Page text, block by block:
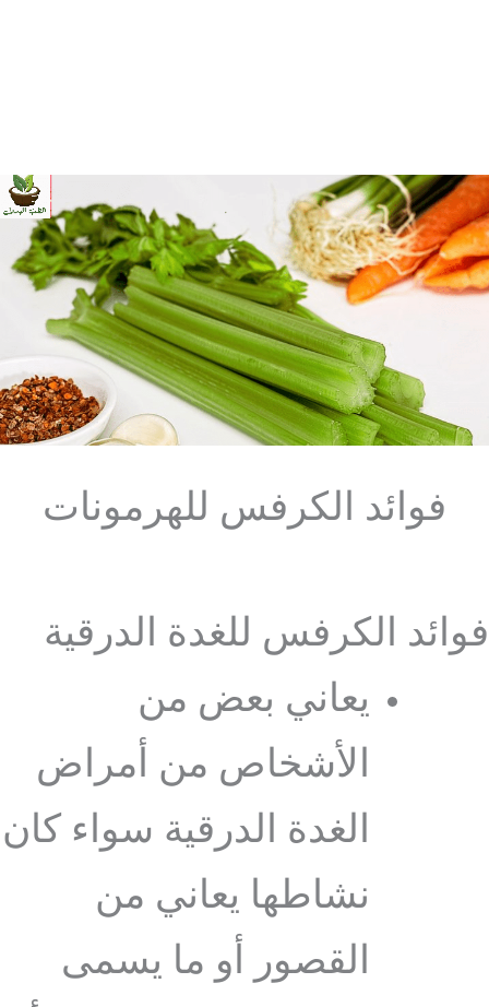
فوائد الكرفس للهرمونات
فوائد الكرفس للغدة الدرقية
يعاني بعض من
الأشخاص من أمراض
الغدة الدرقية سواء كان
نشاطها يعاني من
القصور أو ما يسمى